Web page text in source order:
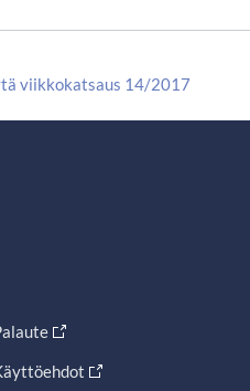
viikkokatsaus 14/2017